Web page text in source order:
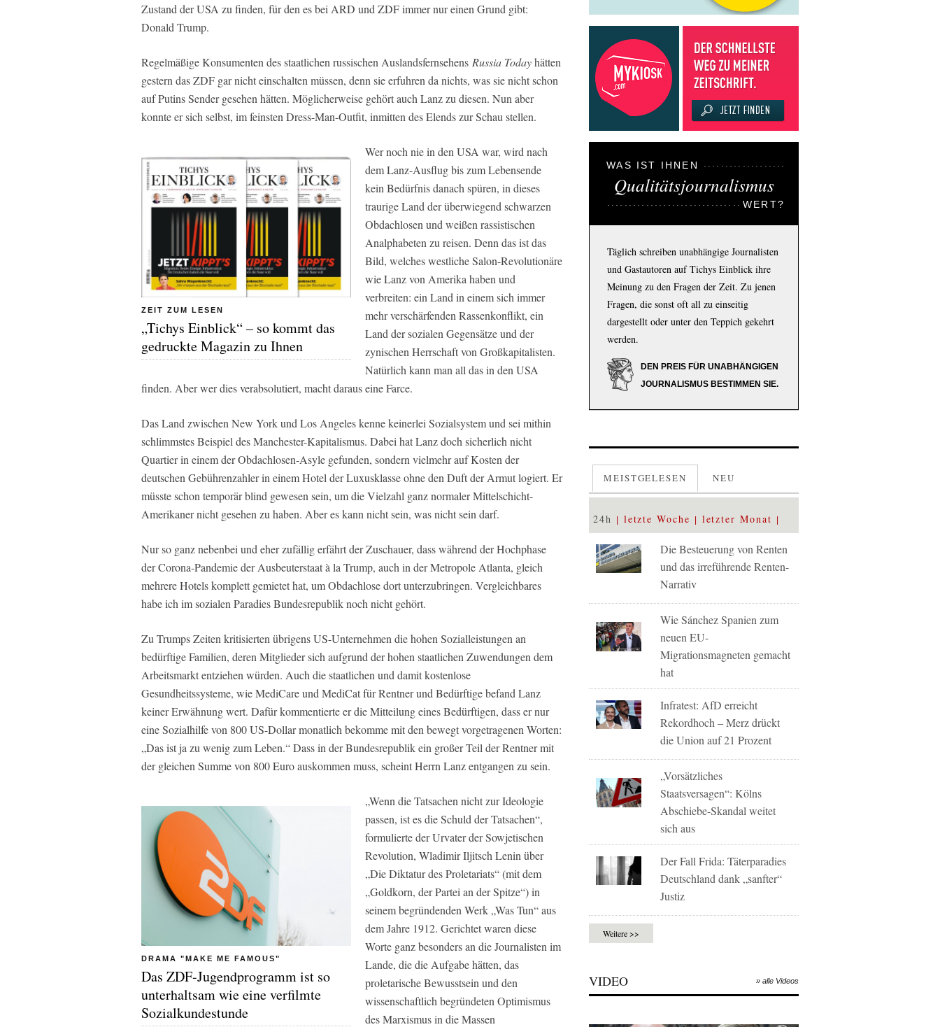
Zustand der USA zu finden, für den es bei ARD und ZDF immer nur einen Grund gibt:
Donald Trump.
Regelmäßige Konsumenten des staatlichen russischen Auslandsfernsehens Russia Todayhätten
gestern das ZDF gar nicht einschalten müssen, denn sie erfuhren da nichts, was sie nicht schon
auf Putins Sender gesehen hätten. Möglicherweise gehört auch Lanz zu diesen. Nun aber
konnte er sich selbst, im feinsten Dress-Man-Outfit, inmitten des Elends zur Schau stellen.
ZEIT ZUM LESEN
„Tichys Einblick“ – so kommt das
gedruckte Magazin zu Ihnen
Wer noch nie in den USA war, wird nach
dem Lanz-Ausflug bis zum Lebensende
kein Bedürfnis danach spüren, in dieses
traurige Land der überwiegend schwarzen
Obdachlosen und weißen rassistischen
Analphabeten zu reisen. Denn das ist das
Bild, welches westliche Salon-Revolutionäre
wie Lanz von Amerika haben und
verbreiten: ein Land in einem sich immer
mehr verschärfenden Rassenkonflikt, ein
Land der sozialen Gegensätze und der
zynischen Herrschaft von Großkapitalisten.
Natürlich kann man all das in den USA
finden. Aber wer dies verabsolutiert, macht daraus eine Farce.
Das Land zwischen New York und Los Angeles kenne keinerlei Sozialsystem und sei mithin
schlimmstes Beispiel des Manchester-Kapitalismus. Dabei hat Lanz doch sicherlich nicht
Quartier in einem der Obdachlosen-Asyle gefunden, sondern vielmehr auf Kosten der
deutschen Gebührenzahler in einem Hotel der Luxusklasse ohne den Duft der Armut logiert. Er
müsste schon temporär blind gewesen sein, um die Vielzahl ganz normaler Mittelschicht-
Amerikaner nicht gesehen zu haben. Aber es kann nicht sein, was nicht sein darf.
Nur so ganz nebenbei und eher zufällig erfährt der Zuschauer, dass während der Hochphase
der Corona-Pandemie der Ausbeuterstaat à la Trump, auch in der Metropole Atlanta, gleich
mehrere Hotels komplett gemietet hat, um Obdachlose dort unterzubringen. Vergleichbares
habe ich im sozialen Paradies Bundesrepublik noch nicht gehört.
Zu Trumps Zeiten kritisierten übrigens US-Unternehmen die hohen Sozialleistungen an
bedürftige Familien, deren Mitglieder sich aufgrund der hohen staatlichen Zuwendungen dem
Arbeitsmarkt entziehen würden. Auch die staatlichen und damit kostenlose
Gesundheitssysteme, wie MediCare und MediCat für Rentner und Bedürftige befand Lanz
keiner Erwähnung wert. Dafür kommentierte er die Mitteilung eines Bedürftigen, dass er nur
eine Sozialhilfe von 800 US-Dollar monatlich bekomme mit den bewegt vorgetragenen Worten:
„Das ist ja zu wenig zum Leben.“ Dass in der Bundesrepublik ein großer Teil der Rentner mit
der gleichen Summe von 800 Euro auskommen muss, scheint Herrn Lanz entgangen zu sein.
DRAMA "MAKE ME FAMOUS"
Das ZDF-Jugendprogramm ist so
unterhaltsam wie eine verfilmte
Sozialkundestunde
„Wenn die Tatsachen nicht zur Ideologie
passen, ist es die Schuld der Tatsachen“,
formulierte der Urvater der Sowjetischen
Revolution, Wladimir Iljitsch Lenin über
„Die Diktatur des Proletariats“ (mit dem
„Goldkorn, der Partei an der Spitze“) in
seinem begründenden Werk „Was Tun“ aus
dem Jahre 1912. Gerichtet waren diese
Worte ganz besonders an die Journalisten im
Lande, die die Aufgabe hätten, das
proletarische Bewusstsein und den
wissenschaftlich begründeten Optimismus
des Marxismus in die Massen
WAS IST IHNEN
Qualitätsjournalismus
WERT?
Täglich schreiben unabhängige Journalisten
und Gastautoren auf Tichys Einblick ihre
Meinung zu den Fragen der Zeit. Zu jenen
Fragen, die sonst oft all zu einseitig
dargestellt oder unter den Teppich gekehrt
werden.
DEN PREIS FÜR UNABHÄNGIGEN
JOURNALISMUS BESTIMMEN SIE.
MEISTGELESEN NEU
24h letzte Woche letzter Monat
Die Besteuerung von Renten
und das irreführende Renten-
Narrativ
Wie Sánchez Spanien zum
neuen EU-
Migrationsmagneten gemacht
hat
Infratest: AfD erreicht
Rekordhoch – Merz drückt
die Union auf 21 Prozent
„Vorsätzliches
Staatsversagen“: Kölns
Abschiebe-Skandal weitet
sich aus
Der Fall Frida: Täterparadies
Deutschland dank „sanfter“
Justiz
Weitere >>
VIDEO » alle Videos